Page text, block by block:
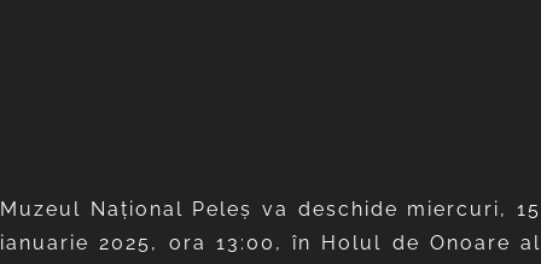
Muzeul Național Peleș va deschide miercuri, 15
ianuarie 2025, ora 13:00, în Holul de Onoare al